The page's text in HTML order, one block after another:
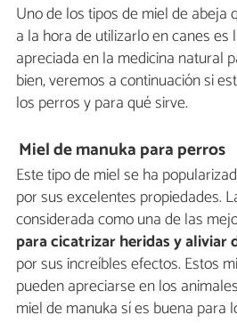
Uno de los tipos de miel de abeja
a la hora de utilizarlo en canes
apreciada en la medicina natural
bien, veremos a continuación si
los perros y para qué sirve.
Miel de manuka para perros
Este tipo de miel se ha
por sus excelentes propiedades.
considerada como una de las
para cicatrizar heridas y aliviar
por sus increíbles efectos. Estos
pueden apreciarse en los
miel de manuka sí es buena para